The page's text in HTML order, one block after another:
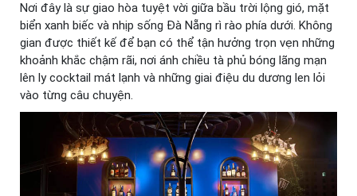
Nơi đây là sự giao hòa tuyệt vời giữa bầu trời lộng gió, mặt
biển xanh biếc và nhịp sống Đà Nẵng rì rào phía dưới. Không
gian được thiết kế để bạn có thể tận hưởng trọn vẹn những
khoảnh khắc chậm rãi, nơi ánh chiều tà phủ bóng lãng mạn
lên ly cocktail mát lạnh và những giai điệu du dương len lỏi
vào từng câu chuyện.